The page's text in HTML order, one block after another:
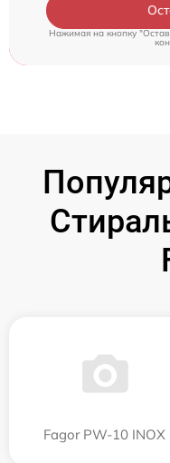
Нажимая на кнопку
Fagor PW-10 INOX